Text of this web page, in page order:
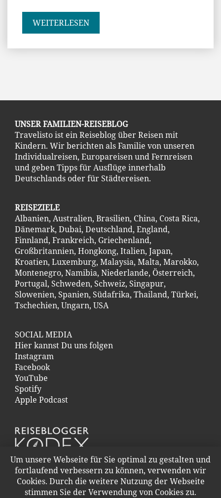
WEITERLESEN
UNSER FAMILIEN-REISEBLOG
Travelisto ist ein Reiseblog über Reisen mit
Kindern. Wir berichten als Familie von unseren
Individualreisen, Europareisen und Fernreisen
und geben Tipps für Ausflüge innerhalb
Deutschlands oder für Städtereisen.
REISEZIELE
Albanien, Australien, Brasilien, China, Costa Rica,
Dänemark, Dubai, Deutschland, England,
Finnland, Frankreich, Griechenland,
Großbritannien, Hongkong, Italien, Japan,
Kroatien, Luxemburg, Malaysia, Malta, Marokko,
Montenegro, Namibia, Niederlande, Österreich,
Portugal, Schweden, Schweiz, Singapur,
Slowenien, Spanien, Südafrika, Thailand, Türkei,
Tschechien, Ungarn, USA
SOCIAL MEDIA
Hier kannst Du uns folgen
Instagram
Facebook
YouTube
Spotify
Apple Podcast
Um unsere Webseite für Sie optimal zu gestalten und
fortlaufend verbessern zu können, verwenden wir
Cookies. Durch die weitere Nutzung der Webseite
stimmen Sie der Verwendung von Cookies zu.